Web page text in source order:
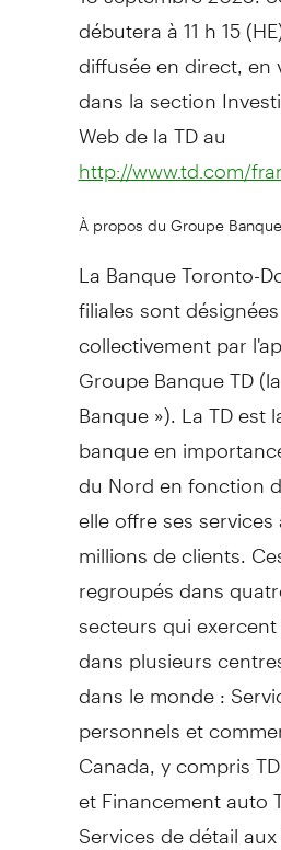
débutera à 11 h 15
diffusée en direct, en
dans la section
Web de la TD au
http://www.td.com/
À propos du Groupe
La Banque Toronto-
filiales sont désignées
collectivement par
Groupe Banque TD
Banque »). La TD est
banque en
du Nord en fonction
elle offre ses
millions de clients.
regroupés dans
secteurs qui
dans plusieurs
dans le monde :
personnels et
Canada , y compris
et Financement auto
Services de détail